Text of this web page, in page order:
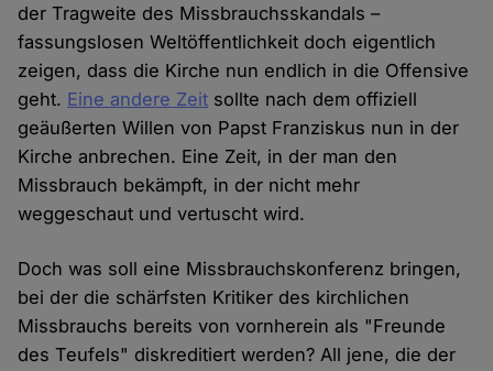
der Tragweite des Missbrauchsskandals –
fassungslosen Weltöffentlichkeit doch eigentlich
zeigen, dass die Kirche nun endlich in die Offensive
geht. Eine andere Zeit sollte nach dem offiziell
geäußerten Willen von Papst Franziskus nun in der
Kirche anbrechen. Eine Zeit, in der man den
Missbrauch bekämpft, in der nicht mehr
weggeschaut und vertuscht wird.
Doch was soll eine Missbrauchskonferenz bringen,
bei der die schärfsten Kritiker des kirchlichen
Missbrauchs bereits von vornherein als "Freunde
des Teufels" diskreditiert werden? All jene, die der